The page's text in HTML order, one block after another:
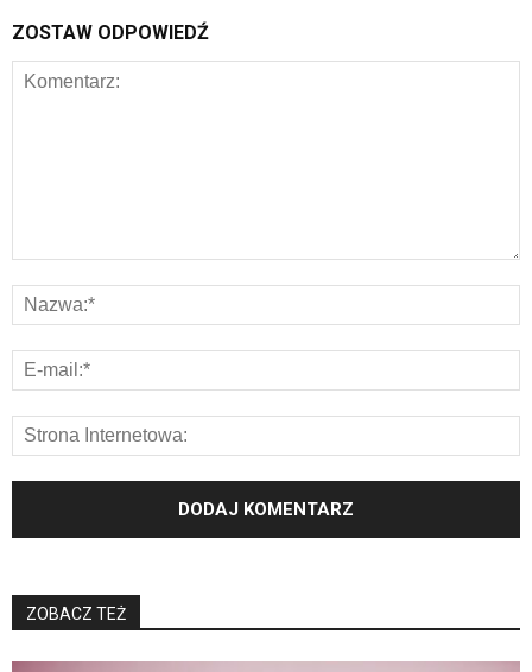
ZOSTAW ODPOWIEDŹ
ZOBACZ TEŻ